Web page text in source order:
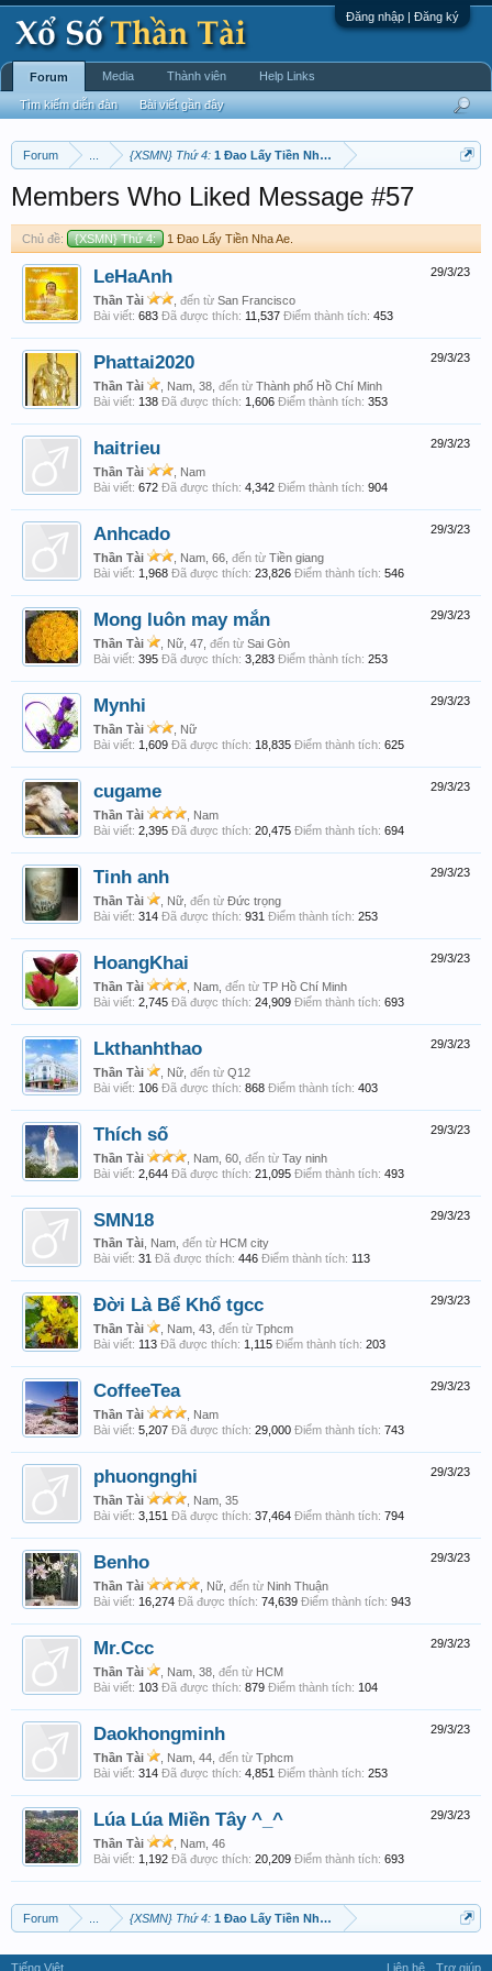
Đăng nhập | Đăng ký
Forum {XSMN} Thứ 4: 1 Đao Lấy Tiền Nha Ae.
Members Who Liked Message #57
Chủ đề: {XSMN} Thứ 4: 1 Đao Lấy Tiền Nha Ae.
29/3/23
LeHaAnh
Thần Tài đến từ San Francisco
Bài viết: 683 Đã được thích: 11,537 Điểm thành tích: 453
29/3/23
Phattai2020
Thần Tài , Nam, 38, đến từ Thành phố Hồ Chí Minh
Bài viết: 138 Đã được thích: 1,606 Điểm thành tích: 353
29/3/23
haitrieu
Thần Tài
, Nam
Bài viết: 672 Đã được thích: 4,342 Điểm thành tích: 904
29/3/23
Anhcado
Thần Tài , Nam, 66, đến từ Tiền giang
Bài viết: 1,968 Đã được thích: 23,826 Điểm thành tích: 546
29/3/23
Mong luôn may mắn
Thần Tài , Nữ, 47, đến từ Sai Gòn
Bài viết: 395 Đã được thích: 3,283 Điểm thành tích: 253
29/3/23
Mynhi
Thần Tài
, Nữ
Bài viết: 1,609 Đã được thích: 18,835 Điểm thành tích: 625
29/3/23
cugame
Thần Tài
, Nam
Bài viết: 2,395 Đã được thích: 20,475 Điểm thành tích: 694
29/3/23
Tinh anh
Thần Tài , Nữ, đến từ Đức trọng
Bài viết: 314 Đã được thích: 931 Điểm thành tích: 253
29/3/23
HoangKhai
Thần Tài , Nam, đến từ TP Hồ Chí Minh
Bài viết: 2,745 Đã được thích: 24,909 Điểm thành tích: 693
29/3/23
Lkthanhthao
Thần Tài , Nữ, đến từ Q12
Bài viết: 106 Đã được thích: 868 Điểm thành tích: 403
29/3/23
Thích số
Thần Tài , Nam, 60, đến từ Tay ninh
Bài viết: 2,644 Đã được thích: 21,095 Điểm thành tích: 493
29/3/23
SMN18
Thần Tài , Nam, đến từ HCM city
Bài viết: 31 Đã được thích: 446 Điểm thành tích: 113
29/3/23
Đời Là Bể Khổ tgcc
Thần Tài , Nam, 43, đến từ Tphcm
Bài viết: 113 Đã được thích: 1,115 Điểm thành tích: 203
29/3/23
CoffeeTea
Thần Tài
, Nam
Bài viết: 5,207 Đã được thích: 29,000 Điểm thành tích: 743
29/3/23
phuongnghi
Thần Tài
, Nam, 35
Bài viết: 3,151 Đã được thích: 37,464 Điểm thành tích: 794
29/3/23
Benho
Thần Tài , Nữ, đến từ Ninh Thuận
Bài viết: 16,274 Đã được thích: 74,639 Điểm thành tích: 943
29/3/23
Mr.Ccc
Thần Tài , Nam, 38, đến từ HCM
Bài viết: 103 Đã được thích: 879 Điểm thành tích: 104
29/3/23
Daokhongminh
Thần Tài , Nam, 44, đến từ Tphcm
Bài viết: 314 Đã được thích: 4,851 Điểm thành tích: 253
29/3/23
Lúa Lúa Miền Tây ^_^
Thần Tài
, Nam, 46
Bài viết: 1,192 Đã được thích: 20,209 Điểm thành tích: 693
Forum {XSMN} Thứ 4: 1 Đao Lấy Tiền Nha Ae.
Forum
Tìm kiếm diễn đàn Bài viết gần đây
Media Thành viên Help Links
Tiếng Việt Liên hệ Trợ giúp